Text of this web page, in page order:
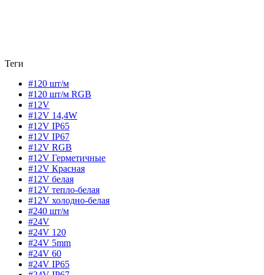
Теги
#120 шт/м
#120 шт/м RGB
#12V
#12V 14,4W
#12V IP65
#12V IP67
#12V RGB
#12V Герметичные
#12V Красная
#12V белая
#12V тепло-белая
#12V холодно-белая
#240 шт/м
#24V
#24V 120
#24V 5mm
#24V 60
#24V IP65